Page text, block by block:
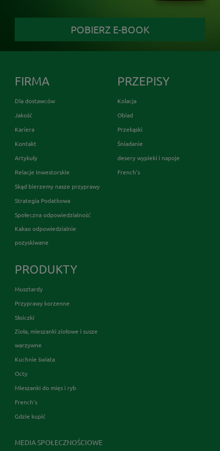
POBIERZ E-BOOK
FIRMA
Dla dostawców
Jakość
Kariera
Kontakt
Artykuły
Relacje Inwestorskie
Skąd bierzemy nasze przyprawy
Strategia Podatkowa
Społeczna odpowiedzialność
Kakao odpowiedzialnie
pozyskiwane
PRZEPISY
Kolacja
Obiad
Przekąski
Śniadanie
desery wypieki i napoje
French's
PRODUKTY
Musztardy
Przyprawy korzenne
Słoiczki
Zioła, mieszanki ziołowe i susze
warzywne
Kuchnie świata
Octy
Mieszanki do mięs i ryb
French's
Gdzie kupić
MEDIA SPOŁECZNOŚCIOWE